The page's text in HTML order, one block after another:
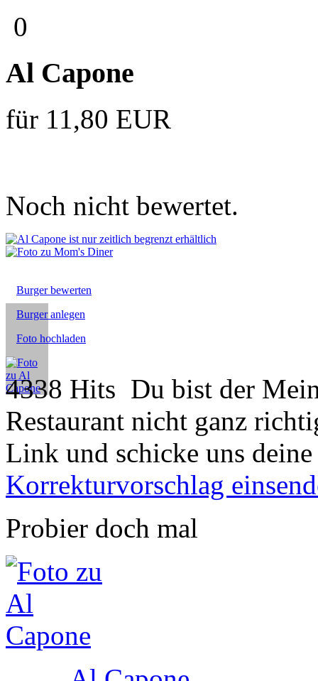
0
Al Capone
für 11,80 EUR
Noch nicht bewertet.
Burger bewerten
Burger anlegen
Foto hochladen
4338 Hits Du bist der
Restaurant nicht ganz
Link und schicke uns
Korrekturvorschlag
Probier doch mal